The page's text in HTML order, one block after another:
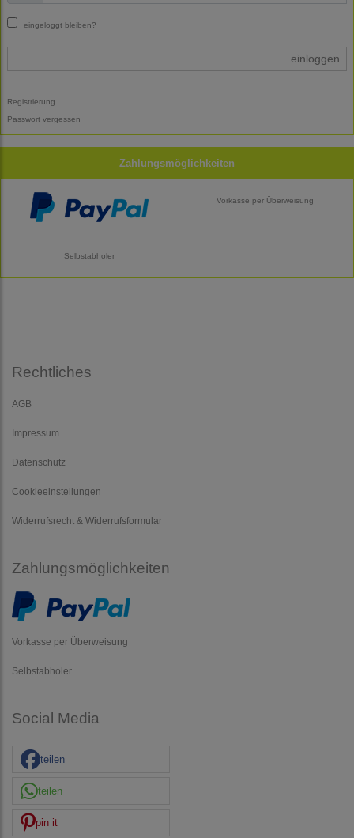
eingeloggt bleiben?
einloggen
Registrierung
Passwort vergessen
Zahlungsmöglichkeiten
Vorkasse per Überweisung
Selbstabholer
Rechtliches
AGB
Impressum
Datenschutz
Cookieeinstellungen
Widerrufsrecht & Widerrufsformular
Zahlungsmöglichkeiten
Vorkasse per Überweisung
Selbstabholer
Social Media
teilen
teilen
pin it